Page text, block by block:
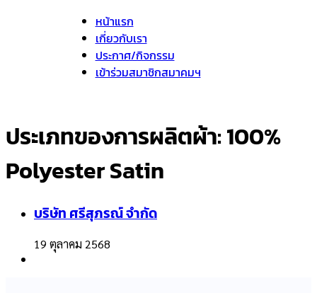
หน้าแรก
เกี่ยวกับเรา
ประกาศ/กิจกรรม
เข้าร่วมสมาชิกสมาคมฯ
ประเภทของการผลิตผ้า:100%
Polyester Satin
บริษัท ศรีสุภรณ์ จำกัด
19 ตุลาคม 2568